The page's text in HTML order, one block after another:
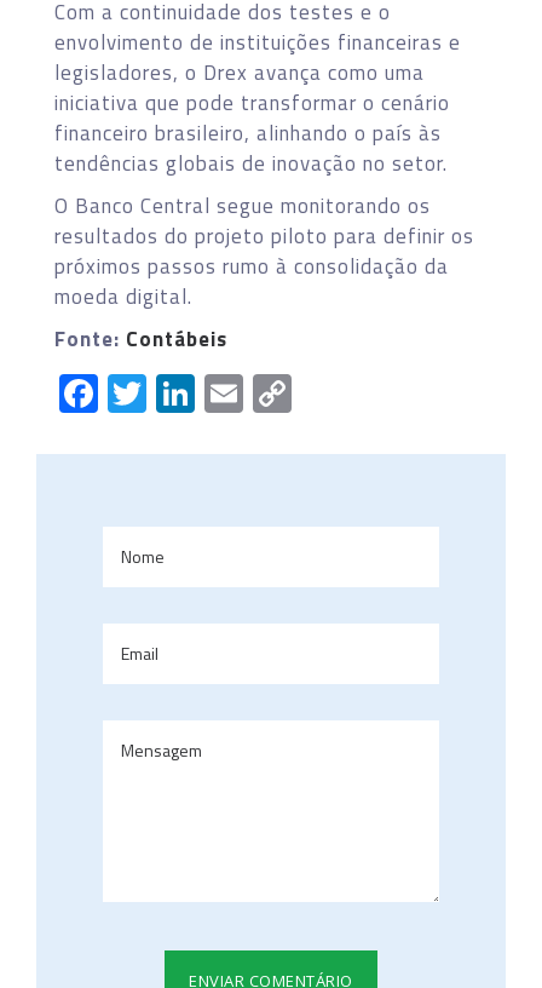
Com a continuidade dos testes e o
envolvimento de instituições financeiras e
legisladores, o Drex avança como uma
iniciativa que pode transformar o cenário
financeiro brasileiro, alinhando o país às
tendências globais de inovação no setor.
O Banco Central segue monitorando os
resultados do projeto piloto para definir os
próximos passos rumo à consolidação da
moeda digital.
Fonte: Contábeis
Facebook
Twitter
LinkedIn
Email